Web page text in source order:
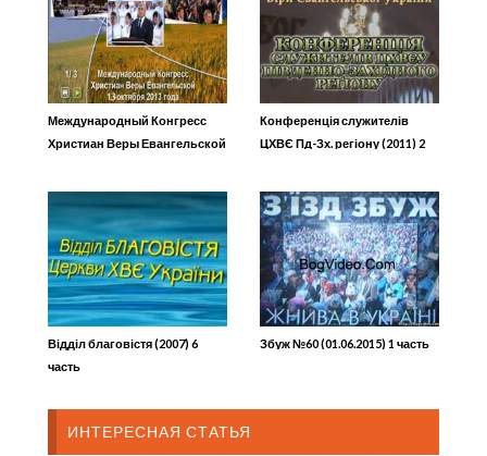
Международный Конгресс
Христиан Веры Евангельской
Конференція служителів
ЦХВЄ Пд-Зх. регіону (2011) 2
Відділ благовістя (2007) 6
часть
Збуж №60 (01.06.2015) 1 часть
ИНТЕРЕСНАЯ СТАТЬЯ